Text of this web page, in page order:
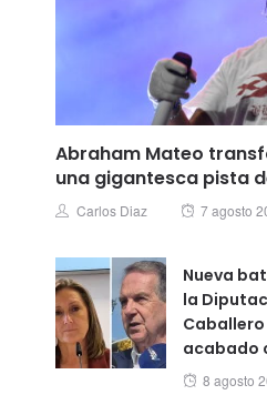
Abraham Mateo
una gigantesca pista
Author
Carlos Diaz
Posted
7 agosto
Nueva
la
Caballero
acabado
Posted
8 agosto